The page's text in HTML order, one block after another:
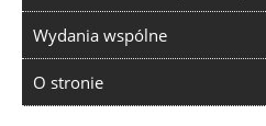
Wydania wspólne
O stronie